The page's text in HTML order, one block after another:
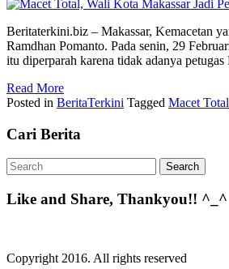
Beritaterkini.biz – Makassar, Kemacetan
Ramdhan Pomanto. Pada senin, 29
itu diperparah karena tidak adanya
Read More
Posted in BeritaTerkini Tagged Macet Total
Cari Berita
Like and Share, Thankyou!! ^_^
Copyright 2016. All rights reserved